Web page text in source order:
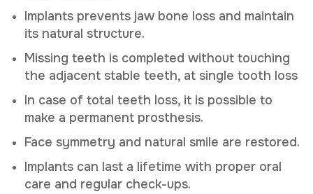
Implants prevents jaw bone loss and maintain
its natural structure.
Missing teeth is completed without touching
the adjacent stable teeth, at single tooth loss
In case of total teeth loss, it is possible to
make a permanent prosthesis.
Face symmetry and natural smile are restored.
Implants can last a lifetime with proper oral
care and regular check-ups.